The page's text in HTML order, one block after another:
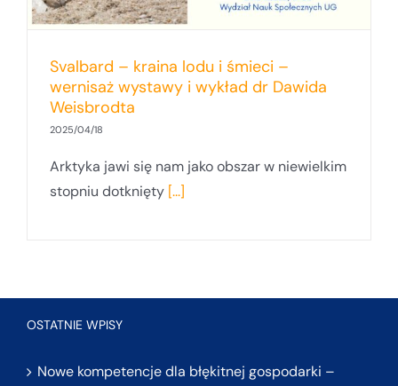
Svalbard – kraina lodu i śmieci –
wernisaż wystawy i wykład dr Dawida
Weisbrodta
2025/04/18
Arktyka jawi się nam jako obszar w niewielkim
stopniu dotknięty [...]
OSTATNIE WPISY
Nowe kompetencje dla błękitnej gospodarki –